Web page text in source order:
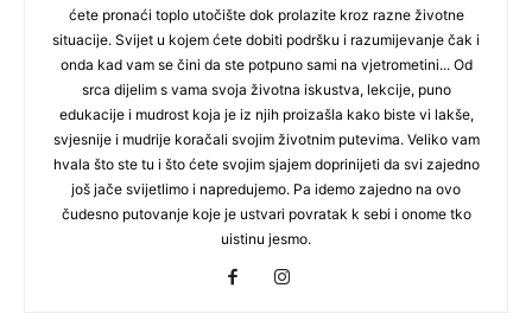
ćete pronaći toplo utočište dok prolazite kroz razne životne
situacije. Svijet u kojem ćete dobiti podršku i razumijevanje čak i
onda kad vam se čini da ste potpuno sami na vjetrometini... Od
srca dijelim s vama svoja životna iskustva, lekcije, puno
edukacije i mudrost koja je iz njih proizašla kako biste vi lakše,
svjesnije i mudrije koračali svojim životnim putevima. Veliko vam
hvala što ste tu i što ćete svojim sjajem doprinijeti da svi zajedno
još jače svijetlimo i napredujemo. Pa idemo zajedno na ovo
čudesno putovanje koje je ustvari povratak k sebi i onome tko
uistinu jesmo.